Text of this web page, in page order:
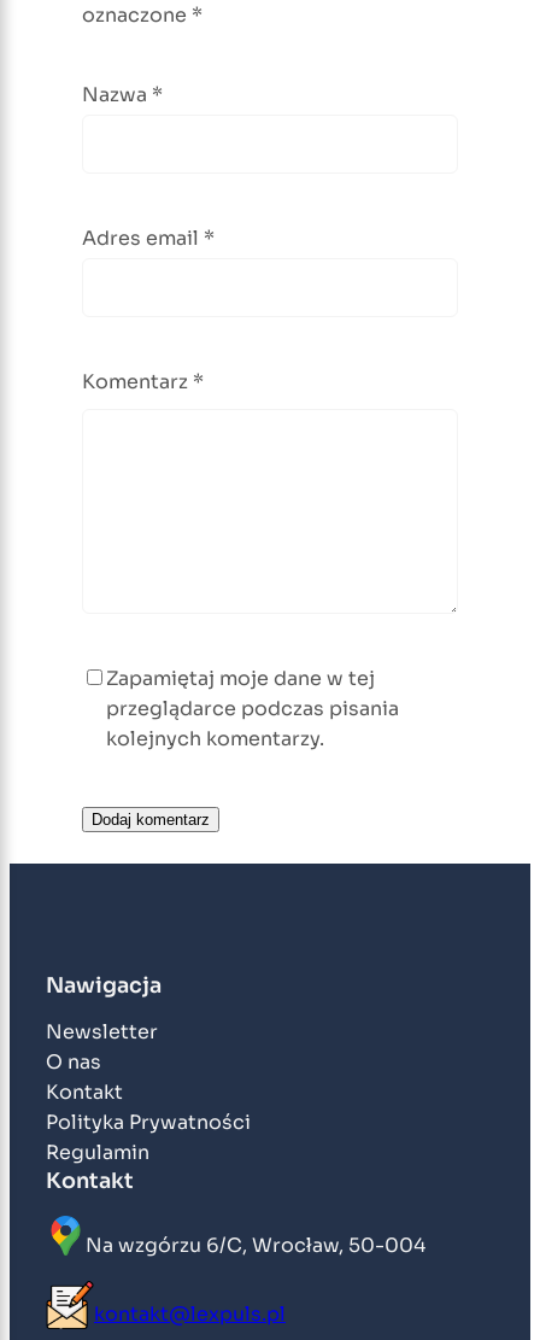
oznaczone *
Nazwa *
Adres email *
Komentarz *
Zapamiętaj moje dane w tej
przeglądarce podczas pisania
kolejnych komentarzy.
Nawigacja
Newsletter
O nas
Kontakt
Polityka Prywatności
Regulamin
Kontakt
Na wzgórzu 6/C, Wrocław, 50-004
kontakt@lexpuls.pl